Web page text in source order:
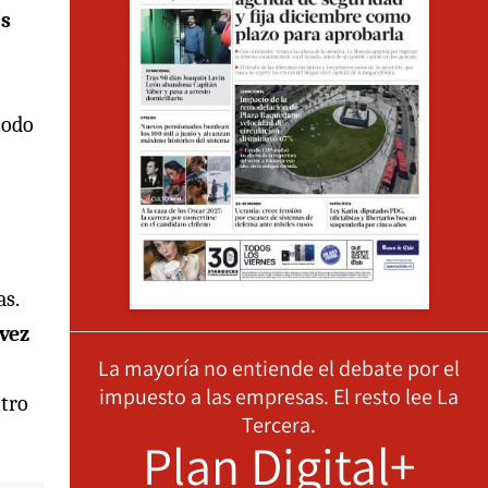
La mayoría no entiende el debate por el
impuesto a las empresas. El resto lee La
Tercera.
Plan Digital+